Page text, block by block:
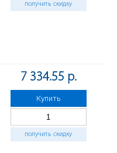
получить скидку
7 334.55 р.
Купить
получить скидку